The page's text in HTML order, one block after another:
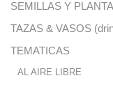
SEMILLAS Y
TAZAS & VASOS
TEMATICAS
AL AIRE LIBRE